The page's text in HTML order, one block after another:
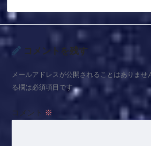
コメントを残す
メールアドレスが公開されることはありませ
る欄は必須項目です
コメント ※